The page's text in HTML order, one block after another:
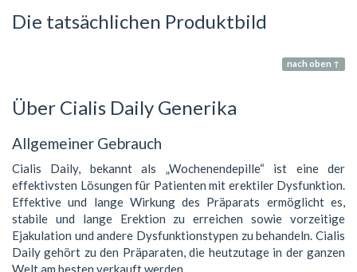
Die tatsächlichen Produktbild
nach oben ↑
Über Cialis Daily Generika
Allgemeiner Gebrauch
Cialis Daily, bekannt als „Wochenendepille“ ist eine der
effektivsten Lösungen für Patienten mit erektiler Dysfunktion.
Effektive und lange Wirkung des Präparats ermöglicht es,
stabile und lange Erektion zu erreichen sowie vorzeitige
Ejakulation und andere Dysfunktionstypen zu behandeln. Cialis
Daily gehört zu den Präparaten, die heutzutage in der ganzen
Welt am besten verkauft werden.